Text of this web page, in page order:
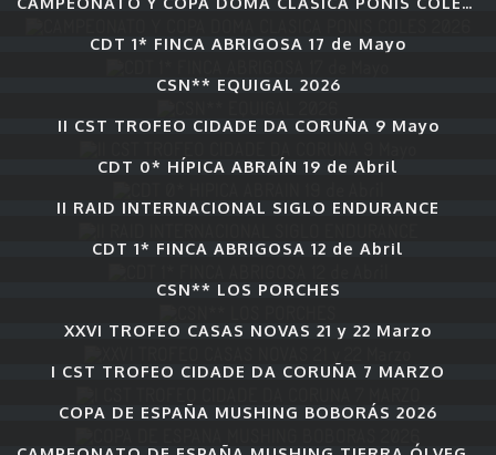
CDT 1* FINCA ABRIGOSA 17 de Mayo
CSN** EQUIGAL 2026
II CST TROFEO CIDADE DA CORUÑA 9 Mayo
CDT 0* HÍPICA ABRAÍN 19 de Abril
II RAID INTERNACIONAL SIGLO ENDURANCE
CDT 1* FINCA ABRIGOSA 12 de Abril
CSN** LOS PORCHES
XXVI TROFEO CASAS NOVAS 21 y 22 Marzo
I CST TROFEO CIDADE DA CORUÑA 7 MARZO
COPA DE ESPAÑA MUSHING BOBORÁS 2026